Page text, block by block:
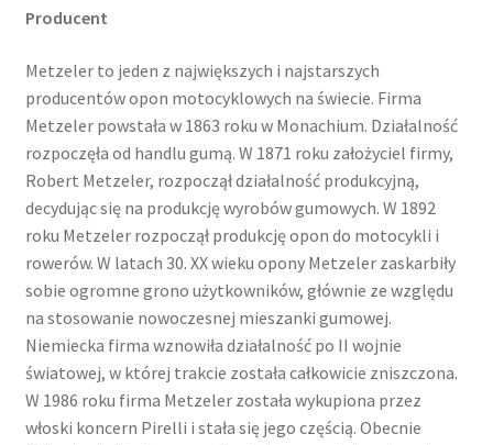
Producent
Metzeler to jeden z największych i najstarszych
producentów opon motocyklowych na świecie. Firma
Metzeler powstała w 1863 roku w Monachium. Działalność
rozpoczęła od handlu gumą. W 1871 roku założyciel firmy,
Robert Metzeler, rozpoczął działalność produkcyjną,
decydując się na produkcję wyrobów gumowych. W 1892
roku Metzeler rozpoczął produkcję opon do motocykli i
rowerów. W latach 30. XX wieku opony Metzeler zaskarbiły
sobie ogromne grono użytkowników, głównie ze względu
na stosowanie nowoczesnej mieszanki gumowej.
Niemiecka firma wznowiła działalność po II wojnie
światowej, w której trakcie została całkowicie zniszczona.
W 1986 roku firma Metzeler została wykupiona przez
włoski koncern Pirelli i stała się jego częścią. Obecnie